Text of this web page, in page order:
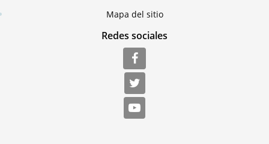
Mapa del sitio
Redes sociales